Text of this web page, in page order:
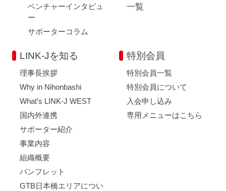
ベンチャーインタビュ
ー
サポーターコラム
一覧
LINK-Jを知る
理事長挨拶
Why in Nihonbashi
What’s LINK-J WEST
国内外連携
サポーター紹介
事業内容
組織概要
パンフレット
GTB日本橋エリアについ
特別会員
特別会員一覧
特別会員について
入会申し込み
専用メニューはこちら